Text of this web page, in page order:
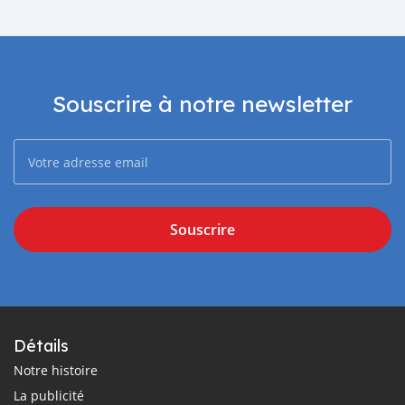
Souscrire à notre newsletter
Souscrire
Détails
Notre histoire
La publicité